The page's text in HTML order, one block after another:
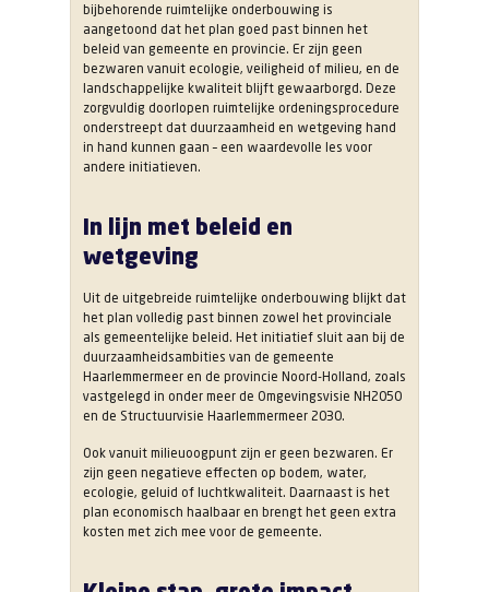
bijbehorende ruimtelijke onderbouwing is
aangetoond dat het plan goed past binnen het
beleid van gemeente en provincie. Er zijn geen
bezwaren vanuit ecologie, veiligheid of milieu, en de
landschappelijke kwaliteit blijft gewaarborgd. Deze
zorgvuldig doorlopen ruimtelijke ordeningsprocedure
onderstreept dat duurzaamheid en wetgeving hand
in hand kunnen gaan – een waardevolle les voor
andere initiatieven.
In lijn met beleid en
wetgeving
Uit de uitgebreide ruimtelijke onderbouwing blijkt dat
het plan volledig past binnen zowel het provinciale
als gemeentelijke beleid. Het initiatief sluit aan bij de
duurzaamheidsambities van de gemeente
Haarlemmermeer en de provincie Noord-Holland, zoals
vastgelegd in onder meer de Omgevingsvisie NH2050
en de Structuurvisie Haarlemmermeer 2030.
Ook vanuit milieuoogpunt zijn er geen bezwaren. Er
zijn geen negatieve effecten op bodem, water,
ecologie, geluid of luchtkwaliteit. Daarnaast is het
plan economisch haalbaar en brengt het geen extra
kosten met zich mee voor de gemeente.